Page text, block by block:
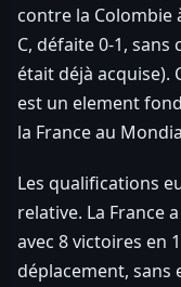
contre la Colombie
C, défaite 0-1,
était déjà acquise).
est un element
la France au
Les qualifications
relative. La France
avec 8 victoires en
déplacement, sans